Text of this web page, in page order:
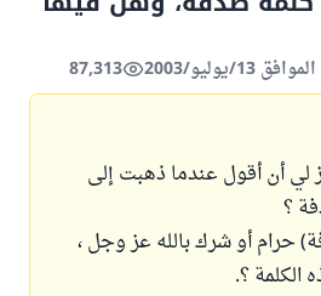
87,313
أن أقول عندما ذهبت إلى
؟
حرام أو شرك بالله عز وجل ،
الكلمة ؟.